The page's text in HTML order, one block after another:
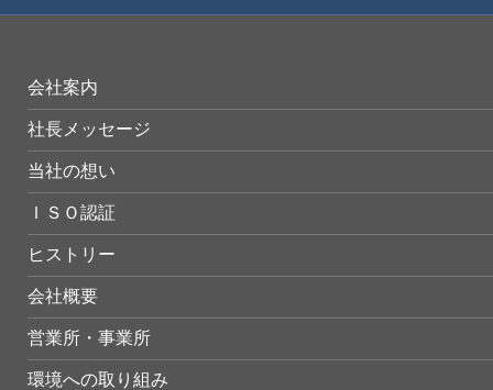
会社案内
社長メッセージ
当社の想い
ＩＳＯ認証
ヒストリー
会社概要
営業所・事業所
環境への取り組み